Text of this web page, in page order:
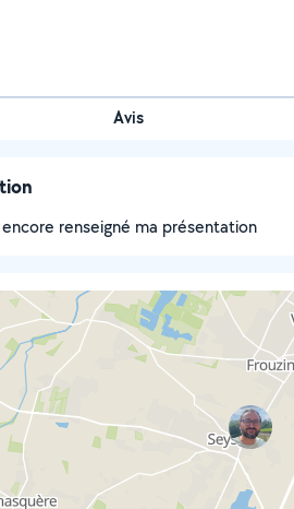
Avis
encore renseigné ma présentation